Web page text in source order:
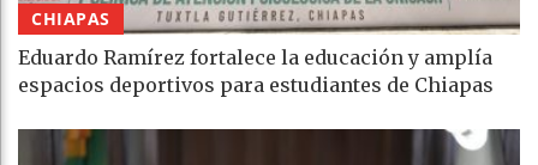
CHIAPAS
Eduardo Ramírez fortalece la educación y amplía
espacios deportivos para estudiantes de Chiapas